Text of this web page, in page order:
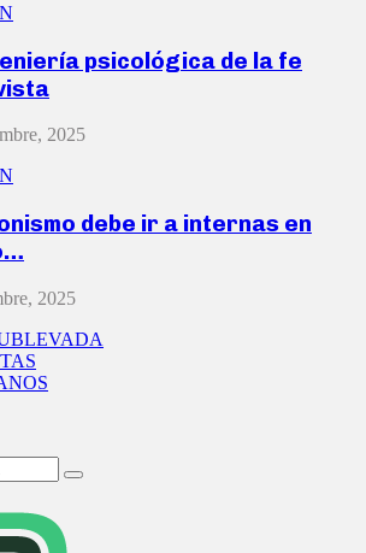
psicológica de la fe
2025
debe ir a internas en
2025
Search